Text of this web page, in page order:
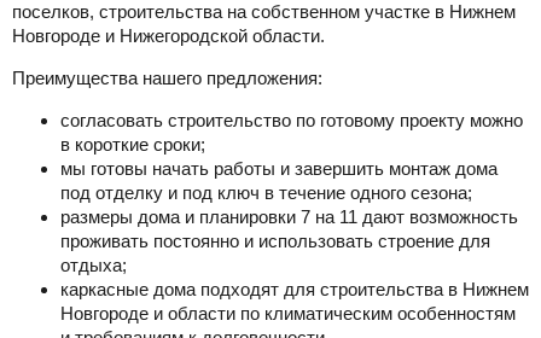
поселков, строительства на собственном участке в Нижнем
Новгороде и Нижегородской области.
Преимущества нашего предложения:
согласовать строительство по готовому проекту можно
в короткие сроки;
мы готовы начать работы и завершить монтаж дома
под отделку и под ключ в течение одного сезона;
размеры дома и планировки 7 на 11 дают возможность
проживать постоянно и использовать строение для
отдыха;
каркасные дома подходят для строительства в Нижнем
Новгороде и области по климатическим особенностям